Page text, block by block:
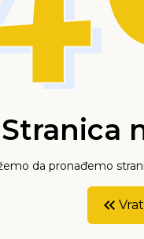
Stranica
da pronađemo